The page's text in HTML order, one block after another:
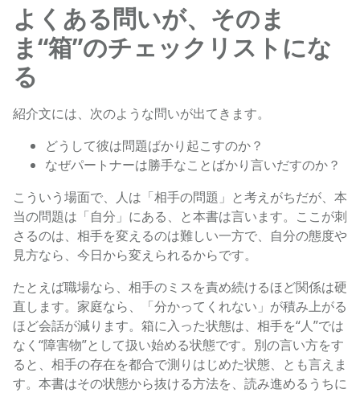
よくある問いが、そのま
ま“箱”のチェックリストにな
る
紹介文には、次のような問いが出てきます。
どうして彼は問題ばかり起こすのか？
なぜパートナーは勝手なことばかり言いだすのか？
こういう場面で、人は「相手の問題」と考えがちだが、本
当の問題は「自分」にある、と本書は言います。ここが刺
さるのは、相手を変えるのは難しい一方で、自分の態度や
見方なら、今日から変えられるからです。
たとえば職場なら、相手のミスを責め続けるほど関係は硬
直します。家庭なら、「分かってくれない」が積み上がる
ほど会話が減ります。箱に入った状態は、相手を“人”では
なく“障害物”として扱い始める状態です。別の言い方をす
ると、相手の存在を都合で測りはじめた状態、とも言えま
す。本書はその状態から抜ける方法を、読み進めるうちに